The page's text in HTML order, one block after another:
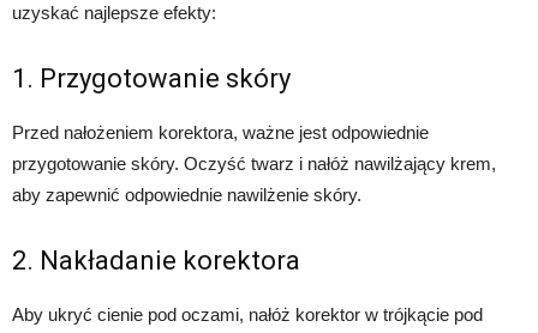
uzyskać najlepsze efekty:
1. Przygotowanie skóry
Przed nałożeniem korektora, ważne jest odpowiednie
przygotowanie skóry. Oczyść twarz i nałóż nawilżający krem,
aby zapewnić odpowiednie nawilżenie skóry.
2. Nakładanie korektora
Aby ukryć cienie pod oczami, nałóż korektor w trójkącie pod